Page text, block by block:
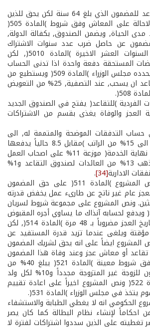
ويستحق معاش التقاعد للمضمون الذي بلغ 64 سنة لكن يحق للذين
اكملوا الستين طلب الاحالة على المعاش وفق شروط )المادة 50­5(
الحياة, ويضمن الصندوق, بكفالة الدولة,
عن حاصل ضرب عدد سنوات الاشتراك
بمتوسط الاجر خلال السنوات العشر الاخيرة )المادة 50­10(, لكن
المستحقة دفعة واحدة اذا تدنى الحساب
عن الحد الادنى الذي يحدده مجلس الوزراء )المادة 50­9( ويستطيع من
يحصل على معاش تقاعد ان يسحب, عند التصفية, 25% من التعويض
50­8(.
الفردية )للتقاعد( يفتح في الصندوق الجديد
العجز والوفاة يغذى بقسم من الاشتراكات
التدفقات الموضحة والمتممة له, الى
معدل اشتراكات يصل الى 15% من الراتب )مقابل 8.5 حالياً يدفعها
صاحب العمل لصندوق نهاية الخدمة( موزعة 11% على اصحاب العمل
و4% على الاجراء. ويذهب 13% من العائدات لصندوق التقاعد و1%
[34]
.
وفي مجال العجز ينص المشروع )المادة 51­1( على حق المضمون
عام غير ناتج عن طارىء عمل يخفض قدرته
ونص المشروع على مجموعة شروط لسريان
هذا الحق )المادة 51­2( ويدفع لحسابه آنذاك ما يساوي أجره المقبوض
في الشهر السابق لتاريخ العجز مضروباً بـ 48 مرة )المادة 51­4(, لكن
ويلغى عندما تزيد قدرة المستفيد عن
51­8( ونص المشروع ايضاً على انه يحق لشريك المضمون
أو معاش عجز وعند وفاة هذا المضمون
أن يتقاضى معاشاً وفق شروط معينة )المادة 52­1( يبلغ 40% من
معاش تقاعد المضمون للزوجة غير المتزوجة مجدداً و10% لكل ولد
بسقف 4 اولاد )المادة 52­2( ونص المشروع اخيراً على اعادة تقييم
في مجلس الوزراء )المادة 53­1(.
الحكومي انه لا يغطي الطبابة والاستشفاء
احكاماً لإنشاء نظام البطالة كما كان يصر
تغطيته على الذين سددوا اشتراكات لفترة لا